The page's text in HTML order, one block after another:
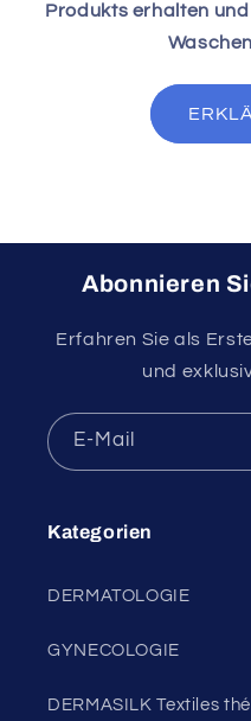
Produkts erhalten
Abonnieren
Erfahren Sie als
und
E-Mail
Kategorien
DERMATOLOGIE
GYNECOLOGIE
DERMASILK Textiles